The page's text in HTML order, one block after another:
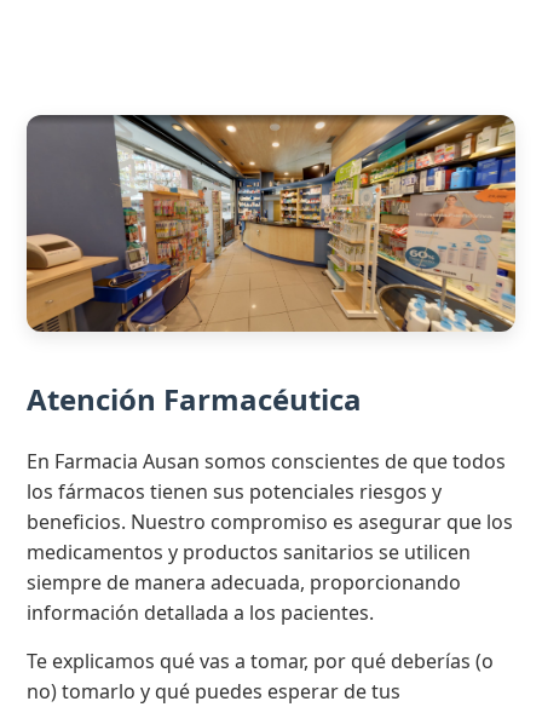
Atención Farmacéutica
En Farmacia Ausan somos conscientes de que todos
los fármacos tienen sus potenciales riesgos y
beneficios. Nuestro compromiso es asegurar que los
medicamentos y productos sanitarios se utilicen
siempre de manera adecuada, proporcionando
información detallada a los pacientes.
Te explicamos qué vas a tomar, por qué deberías (o
no) tomarlo y qué puedes esperar de tus